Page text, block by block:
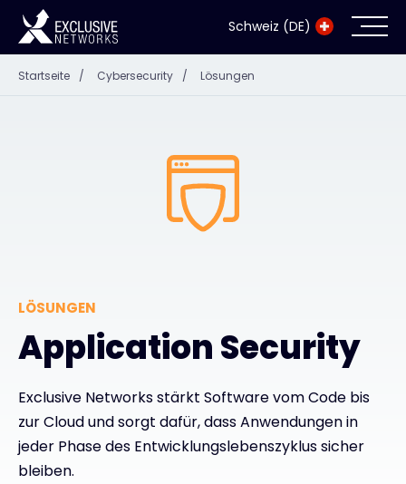
Schweiz (DE)
Exclusive Access Anmeldung
Exclusive Access - Erfahren Sie mehr
Kontakt
Startseite / Cybersecurity / Lösungen
LÖSUNGEN
Application Security
Exclusive Networks stärkt Software vom Code bis
zur Cloud und sorgt dafür, dass Anwendungen in
jeder Phase des Entwicklungslebenszyklus sicher
bleiben.